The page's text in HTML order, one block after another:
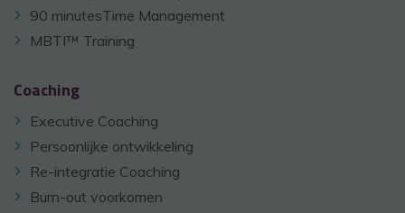
90 minutesTime Management
MBTI™ Training
Coaching
Executive Coaching
Persoonlijke ontwikkeling
Re-integratie Coaching
Burn-out voorkomen